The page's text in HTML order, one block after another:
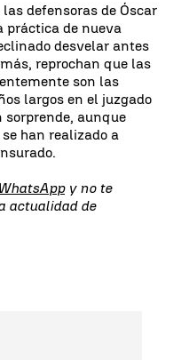
defensoras de Óscar
práctica de nueva
desvelar antes
reprochan que las
son las
largos en el juzgado
aunque
han realizado a
y no te
actualidad de